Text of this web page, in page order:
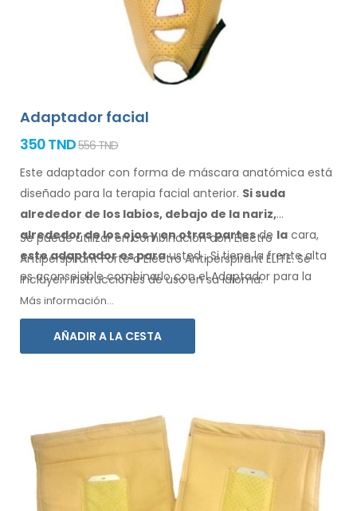
Adaptador facial
350 TND556 TND
Este adaptador con forma de máscara anatómica está
diseñado para la terapia facial anterior. Si suda
alrededor de los labios, debajo de la nariz,
alrededor de los ojosy en otras partesde la cara,
este adaptadoresparausted. Si tienela frente alta
es aconsejable combinarlocon el Adaptador para la
frente.
Se puede utilizar en combinación con Electro
Antiperspirant Forte o Electro Antiperspirant ELITE. Se
incluyen instrucciones deuso en suidioma.
Más información...
AÑADIR A LA CESTA